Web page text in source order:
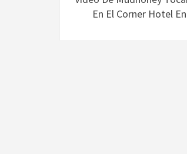
entradas
En El Corner Hotel